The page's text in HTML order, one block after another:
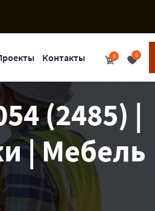
Контакты 0 0
(2485) |
| Мебель